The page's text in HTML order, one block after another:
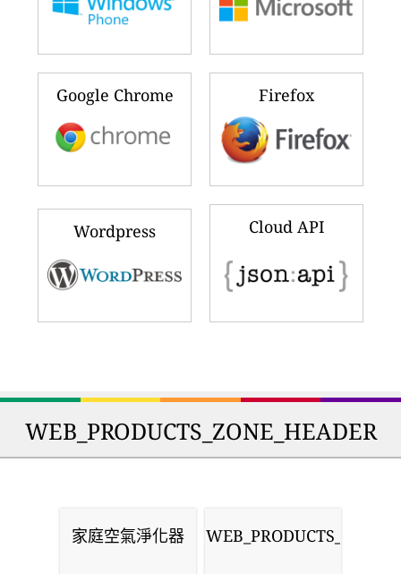
Google Chrome Firefox
Wordpress Cloud API
WEB_PRODUCTS_ZONE_HEADER
家庭空氣淨化器 WEB_PRODUCTS_MASKS